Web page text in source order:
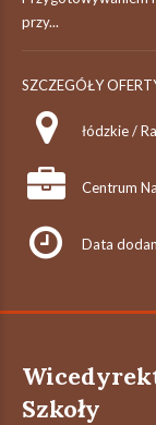
przy...
SZCZEGÓŁY
łódzkie /
Centrum
Data
Szkoły